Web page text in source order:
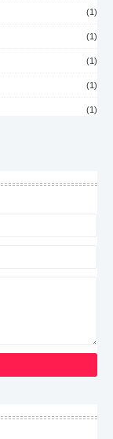
(1)
(1)
(1)
(1)
(1)